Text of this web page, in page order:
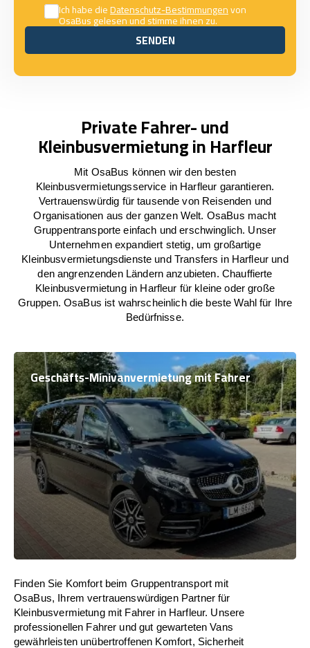
Ich habe dieDatenschutz-Bestimmungenvon
OsaBus gelesen und stimme ihnen zu.
SENDEN
SENDEN
Private Fahrer- und
Kleinbusvermietung in Harfleur
Mit OsaBus können wir den besten
Kleinbusvermietungsservice in Harfleur garantieren.
Vertrauenswürdig für tausende von Reisenden und
Organisationen aus der ganzen Welt. OsaBus macht
Gruppentransporte einfach und erschwinglich. Unser
Unternehmen expandiert stetig, um großartige
Kleinbusvermietungsdienste und Transfers in Harfleur und
den angrenzenden Ländern anzubieten. Chauffierte
Kleinbusvermietung in Harfleur für kleine oder große
Gruppen. OsaBus ist wahrscheinlich die beste Wahl für Ihre
Bedürfnisse.
Geschäfts-Minivanvermietung mit Fahrer
Finden Sie Komfort beim Gruppentransport mit
OsaBus, Ihrem vertrauenswürdigen Partner für
Kleinbusvermietung mit Fahrer in Harfleur. Unsere
professionellen Fahrer und gut gewarteten Vans
gewährleisten unübertroffenen Komfort, Sicherheit